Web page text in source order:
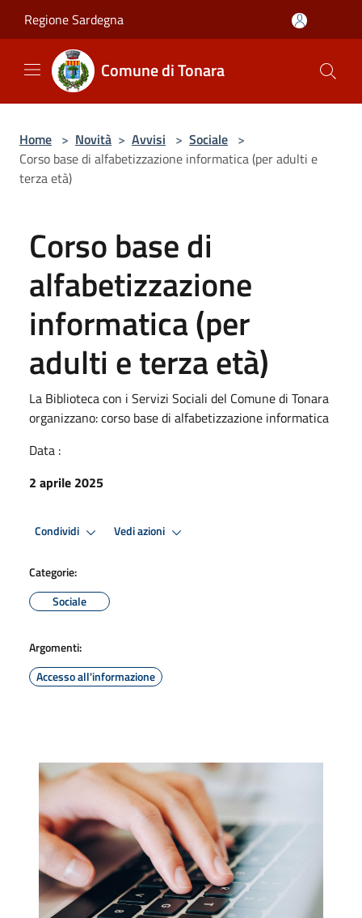
Regione Sardegna
Comune di Tonara
Home > Novità > Avvisi > Sociale >
Corso base di alfabetizzazione informatica (per adulti e
terza età)
Corso base di
alfabetizzazione
informatica (per
adulti e terza età)
La Biblioteca con i Servizi Sociali del Comune di Tonara
organizzano: corso base di alfabetizzazione informatica
Data :
2 aprile 2025
Condividi Vedi azioni
Categorie:
Sociale
Argomenti:
Accesso all'informazione